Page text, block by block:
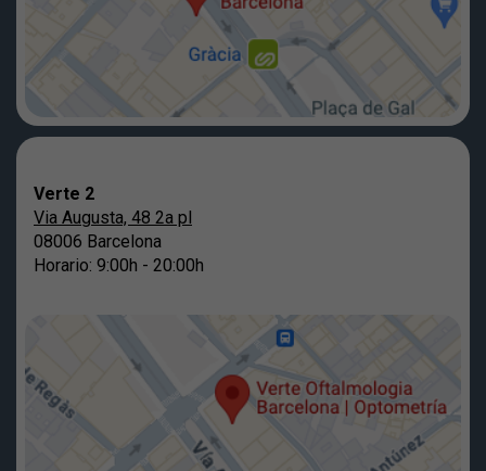
Verte 2
Via Augusta, 48 2a pl
08006 Barcelona
Horario: 9:00h - 20:00h